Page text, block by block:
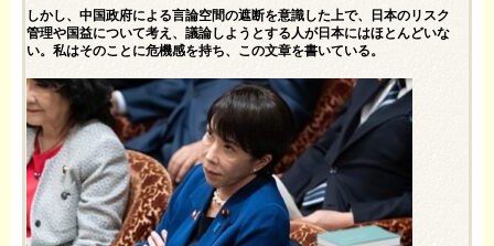
しかし、中国政府による言論空間の遮断を意識した上で、日本のリスク
管理や国益について考え、議論しようとする人が日本にはほとんどいな
い。私はそのことに危機感を持ち、この文章を書いている。